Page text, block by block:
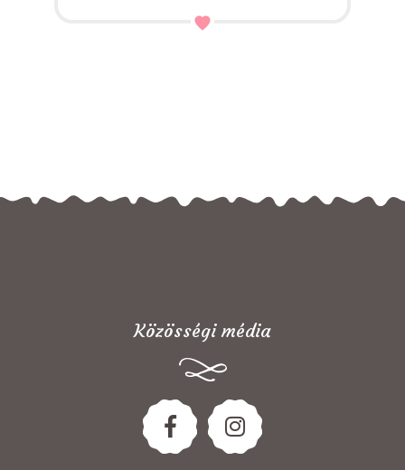
Közösségi média